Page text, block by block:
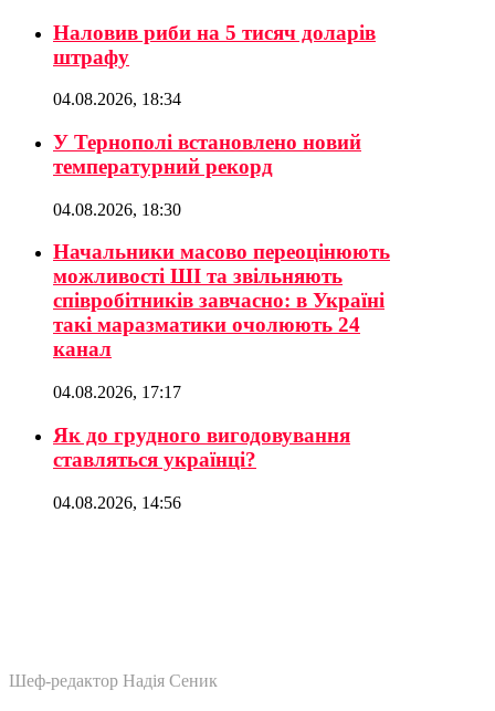
Наловив риби на 5 тисяч доларів
штрафу
04.08.2026, 18:34
У Тернополі встановлено новий
температурний рекорд
04.08.2026, 18:30
Начальники масово переоцінюють
можливості ШІ та звільняють
співробітників завчасно: в Україні
такі маразматики очолюють 24
канал
04.08.2026, 17:17
Як до грудного вигодовування
ставляться українці?
04.08.2026, 14:56
Шеф-редактор Надія Сеник